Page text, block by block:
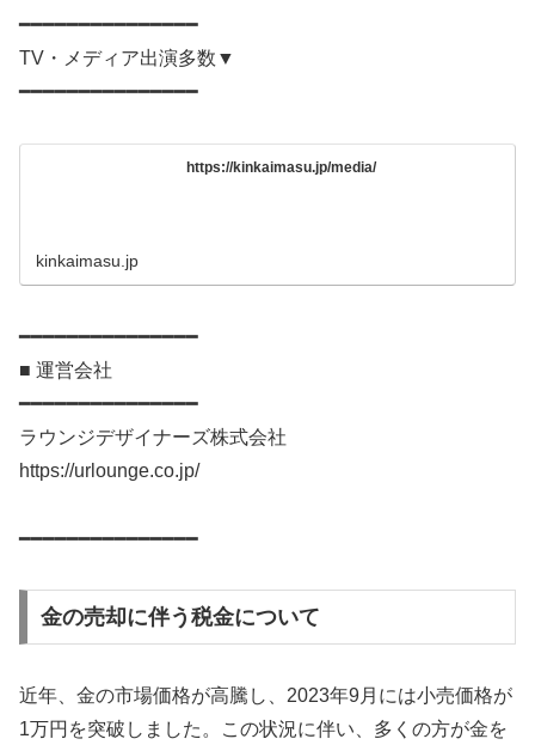
━━━━━━━━━━━━━━━
TV・メディア出演多数▼
━━━━━━━━━━━━━━━
https://kinkaimasu.jp/media/
kinkaimasu.jp
━━━━━━━━━━━━━━━
■ 運営会社
━━━━━━━━━━━━━━━
ラウンジデザイナーズ株式会社
https://urlounge.co.jp/
━━━━━━━━━━━━━━━
金の売却に伴う税金について
近年、金の市場価格が高騰し、2023年9月には小売価格が
1万円を突破しました。この状況に伴い、多くの方が金を